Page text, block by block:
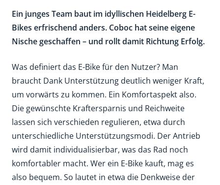
Ein junges Team baut im idyllischen Heidelberg E-
Bikes erfrischend anders. Coboc hat seine eigene
Nische geschaffen – und rollt damit Richtung Erfolg.
Was definiert das E-Bike für den Nutzer? Man
braucht Dank Unterstützung deutlich weniger Kraft,
um vorwärts zu kommen. Ein Komfortaspekt also.
Die gewünschte Kraftersparnis und Reichweite
lassen sich verschieden regulieren, etwa durch
unterschiedliche Unterstützungsmodi. Der Antrieb
wird damit individualisierbar, was das Rad noch
komfortabler macht. Wer ein E-Bike kauft, mag es
also bequem. So lautet in etwa die Denkweise der